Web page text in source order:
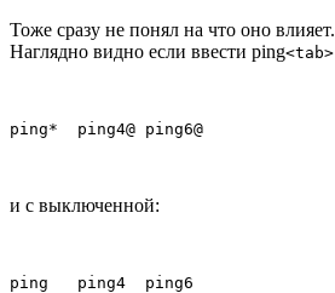
Тоже сразу не понял на что оно влияет.
Наглядно видно если ввести ping<tab>
ping*  ping4@ ping6@
и с выключенной:
ping   ping4  ping6